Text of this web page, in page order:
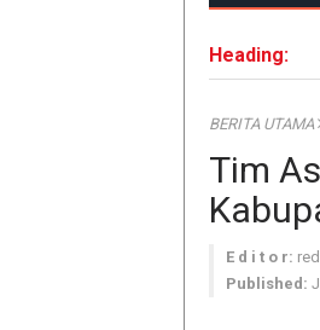
Heading:
BERITA UTAMA
Tim
E d i t o r:
Published: